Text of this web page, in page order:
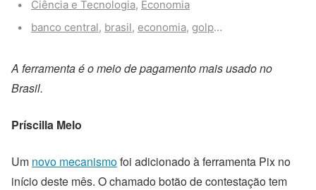
Categories:
Ciência e Tecnologia, Economia
Tags:
banco central, brasil, economia, golpe ,
A ferramenta é o meio de pagamento mais usado no
Brasil.
Príscilla Melo
Um novo mecanismofoi adicionado à ferramenta Pix no
início deste mês. O chamado botão de contestação tem